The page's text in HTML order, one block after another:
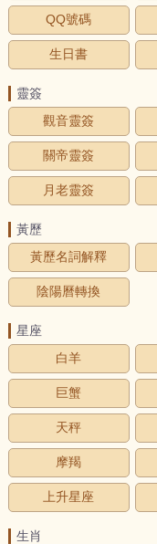
QQ號碼
生日書
靈簽
觀音靈簽
關帝靈簽
月老靈簽
黃歷
黃歷名詞解釋
陰陽曆轉換
星座
白羊
巨蟹
天秤
摩羯
上升星座
生肖